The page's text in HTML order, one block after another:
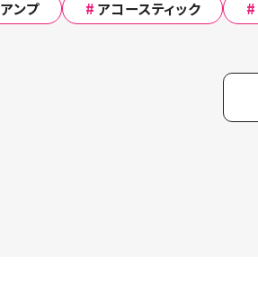
アンプ # アコースティック #